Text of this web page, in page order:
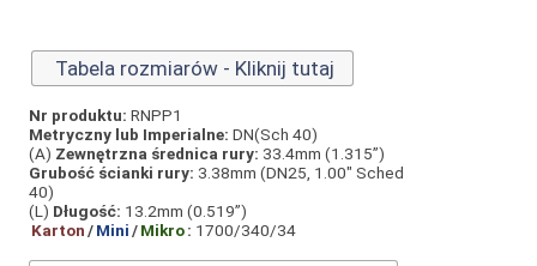
Tabela rozmiarów - Kliknij tutaj
Nr produktu: RNPP1
Metryczny lub Imperialne: DN(Sch 40)
(A) Zewnętrzna średnica rury: 33.4mm (1.315”)
Grubość ścianki rury: 3.38mm (DN25, 1.00" Sched
40)
(L) Długość: 13.2mm (0.519”)
Karton/Mini/Mikro: 1700/340/34